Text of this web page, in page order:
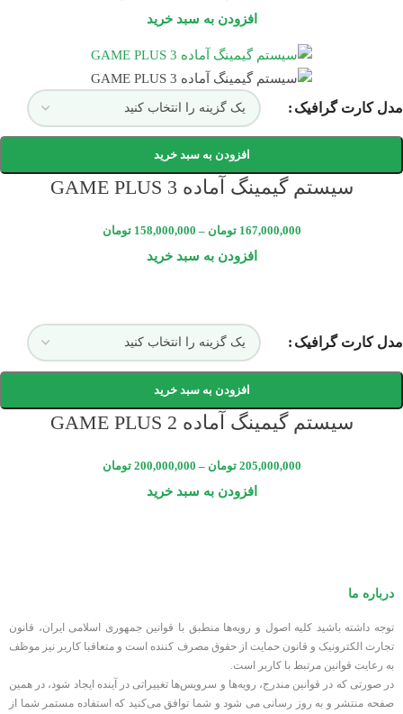
افزودن به سبد خرید
مدل کارت گرافیک
افزودن به سبد خرید
سیستم گیمینگ آماده GAME PLUS 3
167,000,000 تومان –
158,000,000 تومان
افزودن به سبد خرید
مدل کارت گرافیک
افزودن به سبد خرید
سیستم گیمینگ آماده GAME PLUS 2
205,000,000 تومان –
200,000,000 تومان
افزودن به سبد خرید
درباره ما
توجه داشته باشید کلیه اصول و رویه‏‌ها منطبق با قوانین جمهوری اسلامی ایران، قانون
تجارت الکترونیک و قانون حمایت از حقوق مصرف کننده است و متعاقبا کاربر نیز موظف
به رعایت قوانین مرتبط با کاربر است.
در صورتی که در قوانین مندرج، رویه‏‌ها و سرویس‏‌ها تغییراتی در آینده ایجاد شود، در همین
صفحه منتشر و به روز رسانی می شود و شما توافق می‏‌کنید که استفاده مستمر شما از